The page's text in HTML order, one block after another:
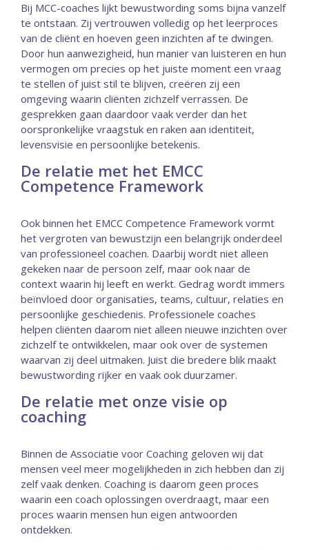
Bij MCC-coaches lijkt bewustwording soms bijna vanzelf
te ontstaan. Zij vertrouwen volledig op het leerproces
van de cliënt en hoeven geen inzichten af te dwingen.
Door hun aanwezigheid, hun manier van luisteren en hun
vermogen om precies op het juiste moment een vraag
te stellen of juist stil te blijven, creëren zij een
omgeving waarin cliënten zichzelf verrassen. De
gesprekken gaan daardoor vaak verder dan het
oorspronkelijke vraagstuk en raken aan identiteit,
levensvisie en persoonlijke betekenis.
De relatie met het EMCC
Competence Framework
Ook binnen het EMCC Competence Framework vormt
het vergroten van bewustzijn een belangrijk onderdeel
van professioneel coachen. Daarbij wordt niet alleen
gekeken naar de persoon zelf, maar ook naar de
context waarin hij leeft en werkt. Gedrag wordt immers
beïnvloed door organisaties, teams, cultuur, relaties en
persoonlijke geschiedenis. Professionele coaches
helpen cliënten daarom niet alleen nieuwe inzichten over
zichzelf te ontwikkelen, maar ook over de systemen
waarvan zij deel uitmaken. Juist die bredere blik maakt
bewustwording rijker en vaak ook duurzamer.
De relatie met onze visie op
coaching
Binnen de Associatie voor Coaching geloven wij dat
mensen veel meer mogelijkheden in zich hebben dan zij
zelf vaak denken. Coaching is daarom geen proces
waarin een coach oplossingen overdraagt, maar een
proces waarin mensen hun eigen antwoorden
ontdekken.